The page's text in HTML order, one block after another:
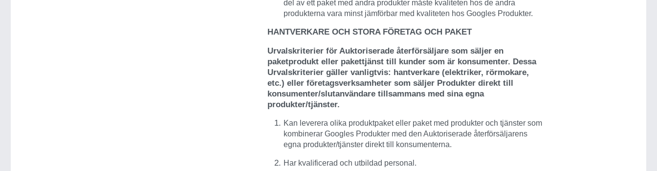
del av ett paket med andra produkter måste kvaliteten hos de andra
produkterna vara minst jämförbar med kvaliteten hos Googles Produkter.
HANTVERKARE OCH STORA FÖRETAG OCH PAKET
Urvalskriterier för Auktoriserade återförsäljare som säljer en
paketprodukt eller pakettjänst till kunder som är konsumenter. Dessa
Urvalskriterier gäller vanligtvis: hantverkare (elektriker, rörmokare,
etc.) eller företagsverksamheter som säljer Produkter direkt till
konsumenter/slutanvändare tillsammans med sina egna
produkter/tjänster.
Kan leverera olika produktpaket eller paket med produkter och tjänster som
kombinerar Googles Produkter med den Auktoriserade återförsäljarens
egna produkter/tjänster direkt till konsumenterna.
Har kvalificerad och utbildad personal.